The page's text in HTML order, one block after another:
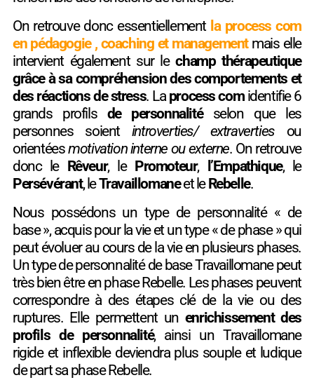
On retrouve donc essentiellement la process com
en pédagogie , coaching et managementmais elle
intervient également sur lechamp thérapeutique
grâce à sa compréhension des comportements et
des réactions de stress. Laprocess comidentifie 6
grands profils de personnalitéselon que les
personnes soient introverties/ extravertiesou
orientéesmotivation interne ou externe. On retrouve
donc le Rêveur, le Promoteur, l’Empathique, le
Persévérant, leTravaillomaneet leRebelle.
Nous possédons un type de personnalité « de
base », acquis pour la vie et un type « de phase » qui
peut évoluer au cours de la vie en plusieurs phases.
Un type de personnalité de base Travaillomane peut
très bien être en phase Rebelle. Les phases peuvent
correspondre à des étapes clé de la vie ou des
ruptures. Elle permettent un enrichissement des
profils de personnalité, ainsi un Travaillomane
rigide et inflexible deviendra plus souple et ludique
de part sa phase Rebelle.